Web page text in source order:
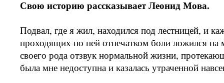
Свою историю рассказывает Леонид Мова.
Подвал, где я жил, находился под лестницей, и
проходящих по ней отпечатком боли ложился на
своего рода отзвук нормальной жизни,
была мне недоступна и казалась утраченной